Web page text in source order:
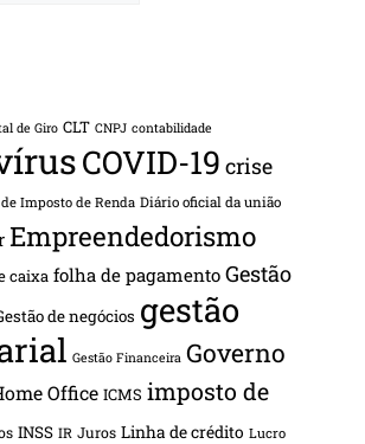
de Giro CLT CNPJ contabilidade
COVID-19 crise
Imposto de Renda Diário oficial da união
Empreendedorismo
caixa folha de pagamento Gestão
de negócios gestão
Gestão Financeira Governo
Office ICMS imposto de
INSS IR Juros Linha de crédito Lucro